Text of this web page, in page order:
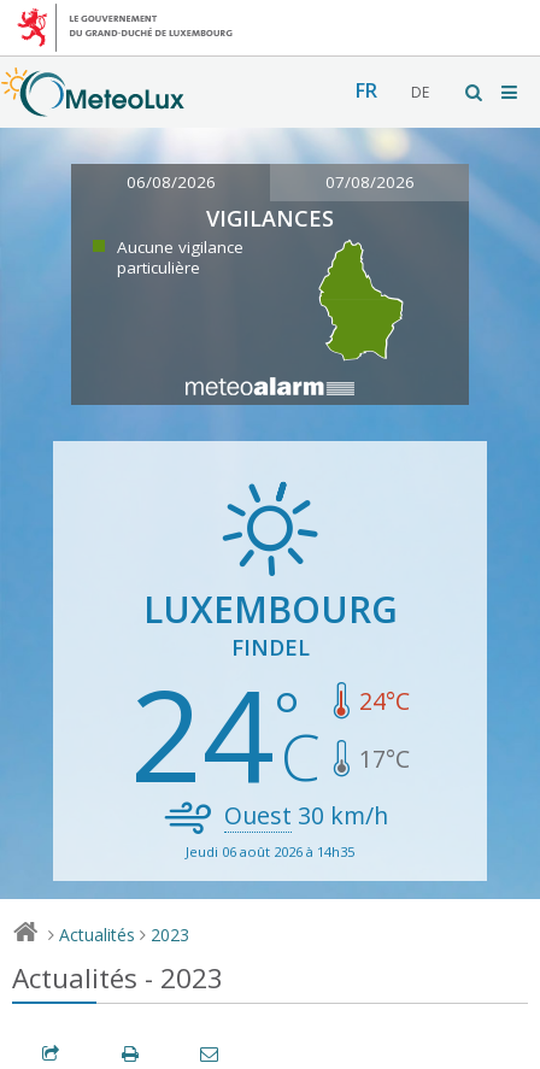
FR DE
06/08/2026 07/08/2026
VIGILANCES
Aucune vigilance
particulière
LUXEMBOURG
FINDEL
24 24°C
17°C
Ouest 30 km/h
Jeudi 06 août 2026 à 14h35
> Actualités > 2023
Actualités - 2023